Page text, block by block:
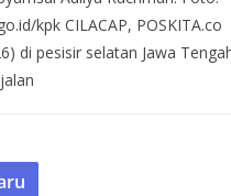
kpk CILACAP, POSKITA.co
di pesisir selatan Jawa